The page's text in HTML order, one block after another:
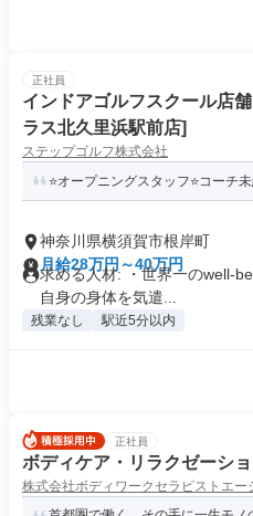
正社員
インドアゴルフスクール店
ラス北久里浜駅前店]
ステップゴルフ株式会社
⭐オープニングスタッフ⭐コーチ未
神奈川県横須賀市根岸町
月給28万円～40万円
求める人材: ・世界一のwell-
自身の身体を気遣...
残業なし 駅近5分以内
正社員
ボディケア・リラクゼーシ
株式会社ボディワークセラピストエー